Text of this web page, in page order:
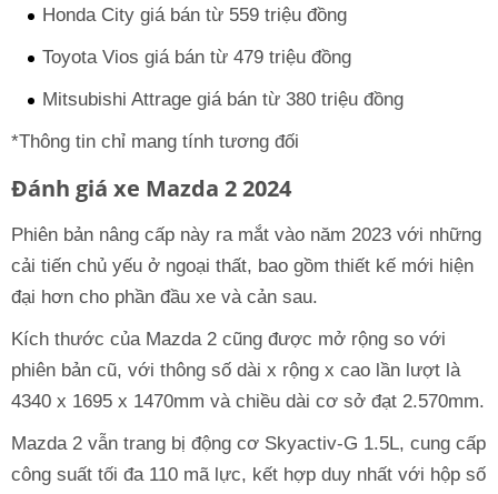
Honda City giá bán từ 559 triệu đồng
Toyota Vios giá bán từ 479 triệu đồng
Mitsubishi Attrage giá bán từ 380 triệu đồng
*Thông tin chỉ mang tính tương đối
Đánh giá xe Mazda 2 2024
Phiên bản nâng cấp này ra mắt vào năm 2023 với những
cải tiến chủ yếu ở ngoại thất, bao gồm thiết kế mới hiện
đại hơn cho phần đầu xe và cản sau.
Kích thước của Mazda 2 cũng được mở rộng so với
phiên bản cũ, với thông số dài x rộng x cao lần lượt là
4340 x 1695 x 1470mm và chiều dài cơ sở đạt 2.570mm.
Mazda 2 vẫn trang bị động cơ Skyactiv-G 1.5L, cung cấp
công suất tối đa 110 mã lực, kết hợp duy nhất với hộp số